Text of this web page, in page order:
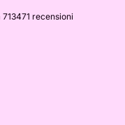
recensioni